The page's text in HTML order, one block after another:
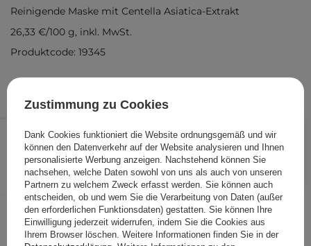
7,90 € /Stk.
IN DEN WARENKORB
Reinigende Maske mit Centella Asiatica-Extrakt
26,33 €/100 g, inkl. MwSt.
Produktcode: 19345
Folgende Produkte wurden von
anderen Kunden geprüft
Zustimmung zu Cookies
Dank Cookies funktioniert die Website ordnungsgemäß und wir
können den Datenverkehr auf der Website analysieren und Ihnen
personalisierte Werbung anzeigen. Nachstehend können Sie
nachsehen, welche Daten sowohl von uns als auch von unseren
Partnern zu welchem Zweck erfasst werden. Sie können auch
entscheiden, ob und wem Sie die Verarbeitung von Daten (außer
den erforderlichen Funktionsdaten) gestatten. Sie können Ihre
Einwilligung jederzeit widerrufen, indem Sie die Cookies aus
Ihrem Browser löschen. Weitere Informationen finden Sie in der